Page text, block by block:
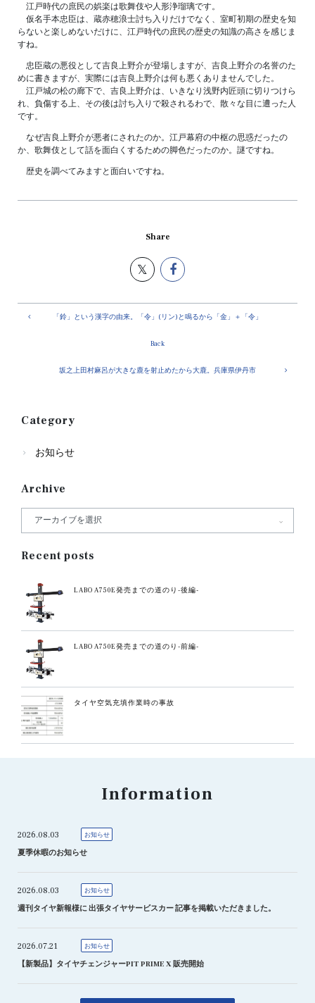
江戸時代の庶民の娯楽は歌舞伎や人形浄瑠璃です。
仮名手本忠臣は、蔵赤穂浪士討ち入りだけでなく、室町初期の歴史を知
らないと楽しめないだけに、江戸時代の庶民の歴史の知識の高さを感じま
すね。
忠臣蔵の悪役として吉良上野介が登場しますが、吉良上野介の名誉のた
めに書きますが、実際には吉良上野介は何も悪くありませんでした。
江戸城の松の廊下で、吉良上野介は、いきなり浅野内匠頭に切りつけら
れ、負傷する上、その後は討ち入りで殺されるわで、散々な目に遭った人
です。
なぜ吉良上野介が悪者にされたのか。江戸幕府の中枢の思惑だったの
か、歌舞伎として話を面白くするための脚色だったのか。謎ですね。
歴史を調べてみますと面白いですね。
Share
「鈴」という漢字の由来。「令」(リン)と鳴るから「金」＋「令」
Back
坂之上田村麻呂が大きな鹿を射止めたから大鹿。兵庫県伊丹市
Category
お知らせ
Archive
Recent posts
LABO A750E発売までの道のり-後編-
LABO A750E発売までの道のり-前編-
タイヤ空気充填作業時の事故
Information
2026.08.03 お知らせ
夏季休暇のお知らせ
2026.08.03 お知らせ
週刊タイヤ新報様に 出張タイヤサービスカー 記事を掲載いただきました。
2026.07.21 お知らせ
【新製品】タイヤチェンジャーPIT PRIME X 販売開始